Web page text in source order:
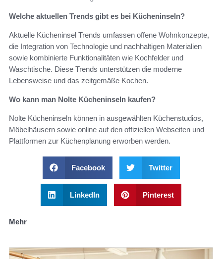
Welche aktuellen Trends gibt es bei Kücheninseln?
Aktuelle Kücheninsel Trends umfassen offene Wohnkonzepte,
die Integration von Technologie und nachhaltigen Materialien
sowie kombinierte Funktionalitäten wie Kochfelder und
Waschtische. Diese Trends unterstützen die moderne
Lebensweise und das zeitgemäße Kochen.
Wo kann man Nolte Kücheninseln kaufen?
Nolte Kücheninseln können in ausgewählten Küchenstudios,
Möbelhäusern sowie online auf den offiziellen Webseiten und
Plattformen zur Küchenplanung erworben werden.
Facebook Twitter
LinkedIn Pinterest
Mehr